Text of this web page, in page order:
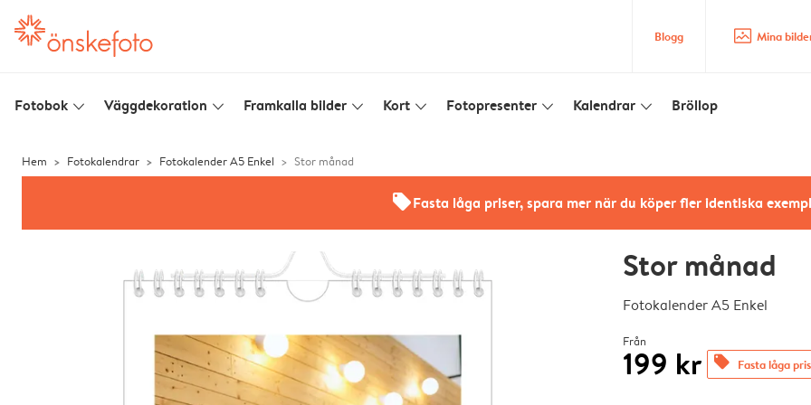
Blogg image_placeholder Mina
Fotobok slim_arrow_down Väggdekoration slim_arrow_down Framkalla bilder slim_arrow_down Kort slim_arrow_down Fotopresenter slim_arrow_down Kalendrar slim_arrow_down Bröllop
Hem Fotokalendrar Fotokalender A5 Enkel Stor månad
offersFasta låga priser, spara mer när du köper fler identiska
Stor månad
Fotokalender A5 Enkel
Från
199 kr offers Fasta låga